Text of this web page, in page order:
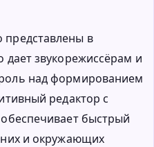
в
звукорежиссёрам и
над формированием
редактор с
быстрый
и окружающих